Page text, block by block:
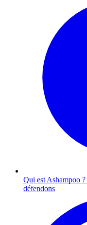
Qui est Ashampoo ?
défendons